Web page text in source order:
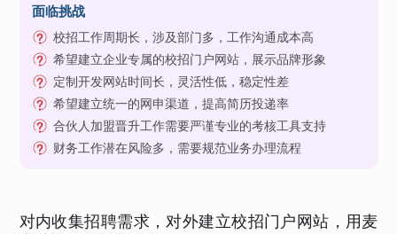
面临挑战
校招工作周期长，涉及部门多，工作沟通成本高
希望建立企业专属的校招门户网站，展示品牌形象
定制开发网站时间长，灵活性低，稳定性差
希望建立统一的网申渠道，提高简历投递率
合伙人加盟晋升工作需要严谨专业的考核工具支持
财务工作潜在风险多，需要规范业务办理流程
对内收集招聘需求，对外建立校招门户网站，用麦